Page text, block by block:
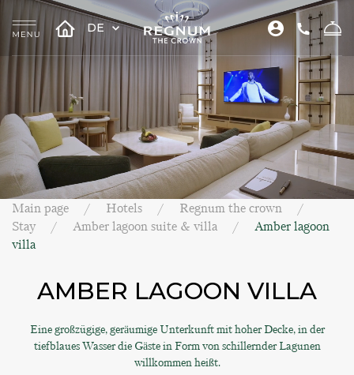
DE
Main page Hotels
Regnum the crown
Stay
Amber lagoon suite & villa
Amber lagoon
villa
AMBER LAGOON VILLA
Eine großzügige, geräumige Unterkunft mit hoher Decke, in der
tiefblaues Wasser die Gäste in Form von schillernder Lagunen
willkommen heißt.